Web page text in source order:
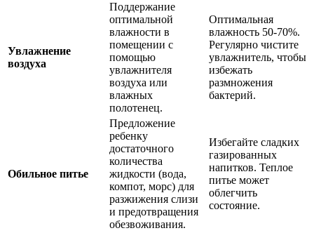
Увлажнение
воздуха
Поддержание
оптимальной
влажности в
помещении с
помощью
увлажнителя
воздуха или
влажных
полотенец.
Оптимальная
влажность 50-70%.
Регулярно чистите
увлажнитель, чтобы
избежать
размножения
бактерий.
Обильное питье
Предложение
ребенку
достаточного
количества
жидкости (вода,
компот, морс) для
разжижения слизи
и предотвращения
обезвоживания.
Избегайте сладких
газированных
напитков. Теплое
питье может
облегчить
состояние.